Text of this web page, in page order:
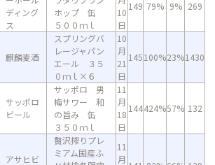
ディング
ス
ホップ 缶
５００ｍｌ
10
日
149 79% 9% 269
麒麟麦酒
スプリングバ
レージャパン
エール ３５
０ｍｌ×６
10
月
21
日
145100%23%1430
サッポロ
ビール
サッポロ 男
梅サワー 和
の旨み 缶
３５０ｍｌ
11
月
18
日
144424%57% 132
アサヒビ
贅沢搾りプレ
ミアム国産ふ
11
月